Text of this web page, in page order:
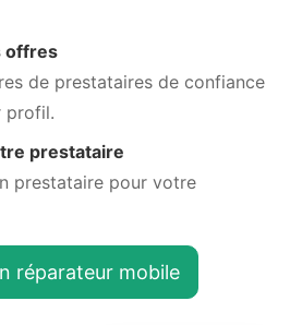
offres
de prestataires de confiance
profil.
prestataire
prestataire pour votre
réparateur mobile